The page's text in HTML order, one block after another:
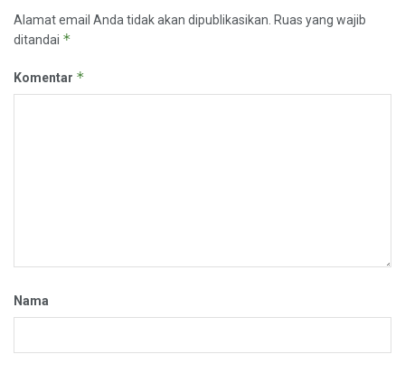
Alamat email Anda tidak akan dipublikasikan. Ruas yang wajib
ditandai *
Komentar *
Nama